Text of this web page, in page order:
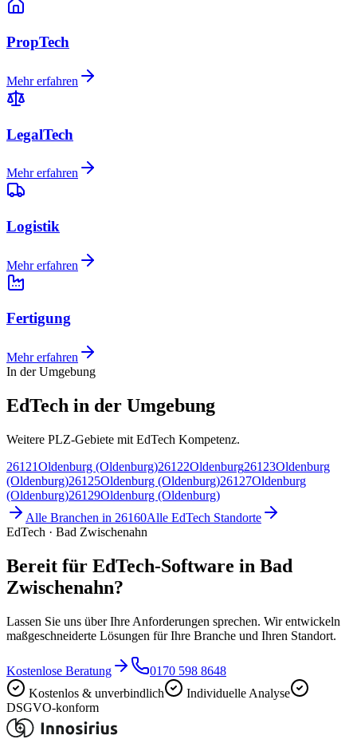
PropTech
Mehr erfahren
LegalTech
Mehr erfahren
Logistik
Mehr erfahren
Fertigung
Mehr erfahren
In der Umgebung
EdTech in der Umgebung
Weitere PLZ-Gebiete mit EdTech Kompetenz.
26121Oldenburg (Oldenburg)26122Oldenburg26123Oldenburg
(Oldenburg)26125Oldenburg (Oldenburg)26127Oldenburg
(Oldenburg)26129Oldenburg (Oldenburg)
Alle Branchen in 26160Alle EdTech Standorte
EdTech · Bad Zwischenahn
Bereit für EdTech-Software in Bad
Zwischenahn?
Lassen Sie uns über Ihre Anforderungen sprechen. Wir entwickeln
maßgeschneiderte Lösungen für Ihre Branche und Ihren Standort.
Kostenlose Beratung
0170 598 8648
Kostenlos & unverbindlich
Individuelle Analyse
DSGVO-konform